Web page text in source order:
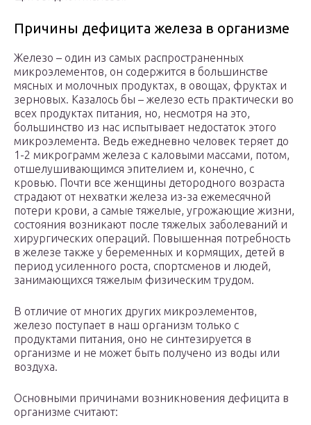
Причины дефицита железа в организме
Железо – один из самых распространенных
микроэлементов, он содержится в большинстве
мясных и молочных продуктах, в овощах, фруктах и
зерновых. Казалось бы – железо есть практически во
всех продуктах питания, но, несмотря на это,
большинство из нас испытывает недостаток этого
микроэлемента. Ведь ежедневно человек теряет до
1-2 микрограмм железа с каловыми массами, потом,
отшелушивающимся эпителием и, конечно, с
кровью. Почти все женщины детородного возраста
страдают от нехватки железа из-за ежемесячной
потери крови, а самые тяжелые, угрожающие жизни,
состояния возникают после тяжелых заболеваний и
хирургических операций. Повышенная потребность
в железе также у беременных и кормящих, детей в
период усиленного роста, спортсменов и людей,
занимающихся тяжелым физическим трудом.
В отличие от многих других микроэлементов,
железо поступает в наш организм только с
продуктами питания, оно не синтезируется в
организме и не может быть получено из воды или
воздуха.
Основными причинами возникновения дефицита в
организме считают: